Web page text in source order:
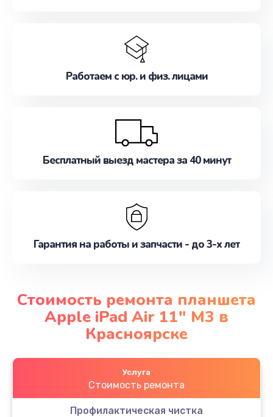
Работаем с юр. и физ. лицами
Бесплатный выезд мастера за 40 минут
Гарантия на работы и запчасти - до 3-х лет
Стоимость ремонта планшета
Apple iPad Air 11″ M3 в
Красноярске
Услуга
Стоимость ремонта
Профилактическая чистка